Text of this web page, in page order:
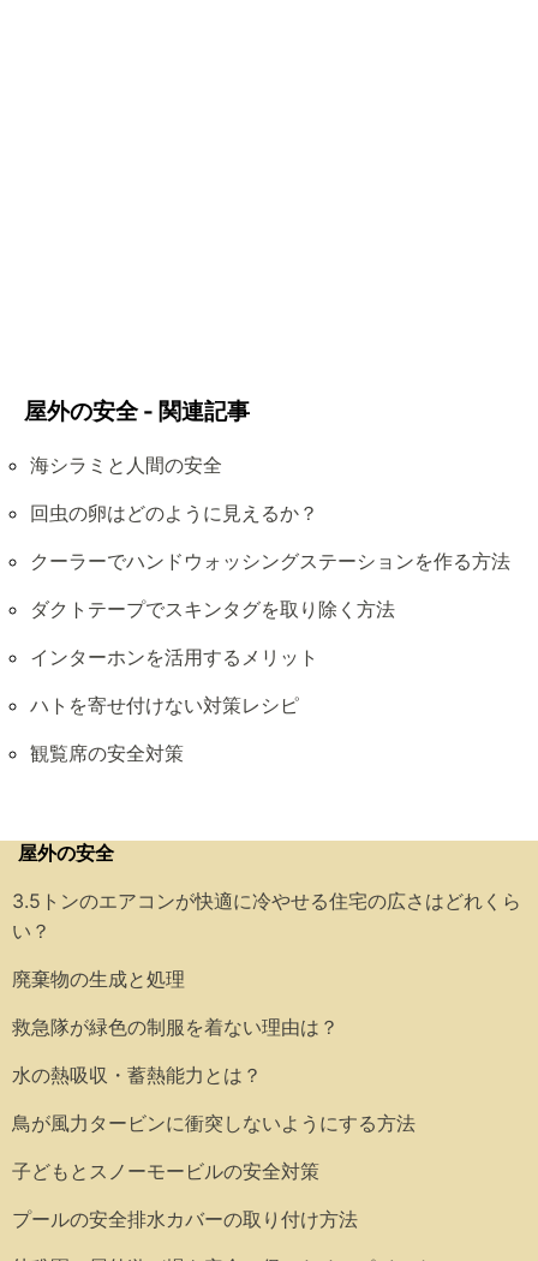
屋外の安全 - 関連記事
海シラミと人間の安全
回虫の卵はどのように見えるか？
クーラーでハンドウォッシングステーションを作る方法
ダクトテープでスキンタグを取り除く方法
インターホンを活用するメリット
ハトを寄せ付けない対策レシピ
観覧席の安全対策
屋外の安全
3.5トンのエアコンが快適に冷やせる住宅の広さはどれくら
い？
廃棄物の生成と処理
救急隊が緑色の制服を着ない理由は？
水の熱吸収・蓄熱能力とは？
鳥が風力タービンに衝突しないようにする方法
子どもとスノーモービルの安全対策
プールの安全排水カバーの取り付け方法